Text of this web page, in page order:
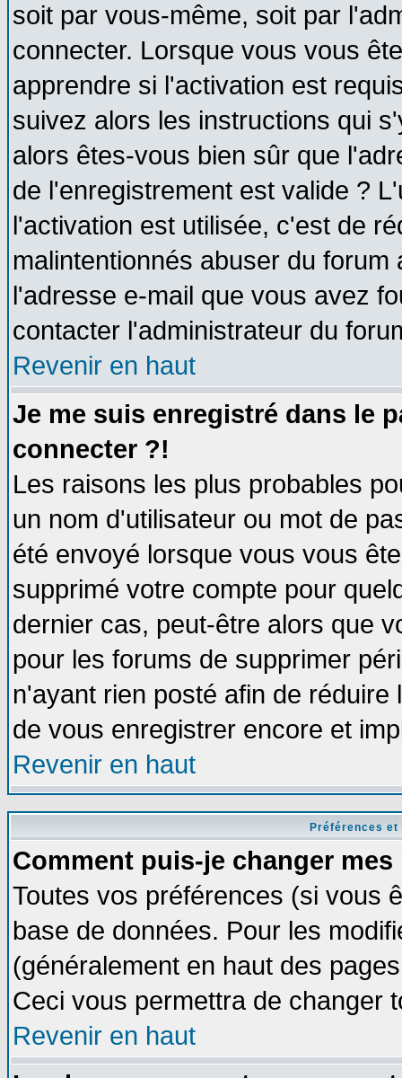
soit par vous-même, soit par
connecter. Lorsque vous vous
apprendre si l'activation est
suivez alors les instructions qui
alors êtes-vous bien sûr que
de l'enregistrement est valide ?
l'activation est utilisée, c'est de
malintentionnés abuser du
l'adresse e-mail que vous avez
contacter l'administrateur du
Revenir en haut
Je me suis enregistré dans le
connecter ?!
Les raisons les plus probables
un nom d'utilisateur ou mot de
été envoyé lorsque vous vous
supprimé votre compte pour
dernier cas, peut-être alors que
pour les forums de supprimer
n'ayant rien posté afin de
de vous enregistrer encore et
Revenir en haut
Préférences
Comment puis-je changer mes
Toutes vos préférences (si vous
base de données. Pour les
(généralement en haut des
Ceci vous permettra de changer
Revenir en haut